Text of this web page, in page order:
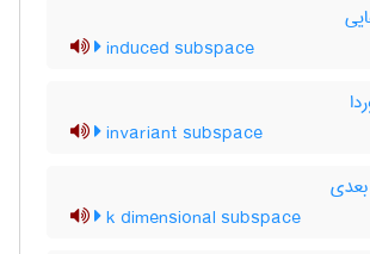
induced subspace
invariant subspace
k dimensional subspace